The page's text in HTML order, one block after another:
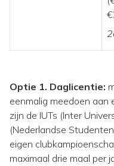
Optie 1. Daglicentie:
eenmalig meedoen
zijn de IUTs (Inter
(Nederlandse
eigen
maximaal drie maal per